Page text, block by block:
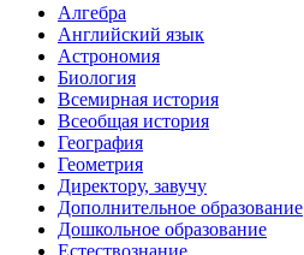
Алгебра
Английский язык
Астрономия
Биология
Всемирная история
Всеобщая история
География
Геометрия
Директору, завучу
Дополнительное образование
Дошкольное образование
Естествознание